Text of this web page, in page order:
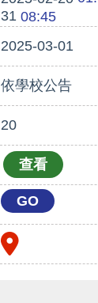
3108:45
2025-03-01
依學校公告
20
GO